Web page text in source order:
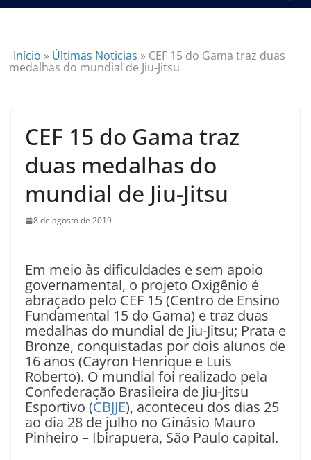
Início » Últimas Noticias » CEF 15 do Gama traz duas
medalhas do mundial de Jiu-Jitsu
CEF 15 do Gama traz
duas medalhas do
mundial de Jiu-Jitsu
8 de agosto de 2019
Em meio às dificuldades e sem apoio
governamental, o projeto Oxigênio é
abraçado pelo CEF 15 (Centro de Ensino
Fundamental 15 do Gama) e traz duas
medalhas do mundial de Jiu-Jitsu; Prata e
Bronze, conquistadas por dois alunos de
16 anos (Cayron Henrique e Luis
Roberto). O mundial foi realizado pela
Confederação Brasileira de Jiu-Jitsu
Esportivo (CBJJE), aconteceu dos dias 25
ao dia 28 de julho no Ginásio Mauro
Pinheiro – Ibirapuera, São Paulo capital.